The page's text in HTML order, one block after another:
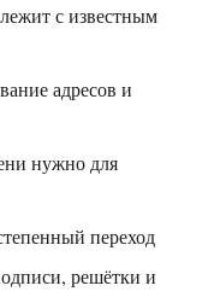
с известным
адресов и
нужно для
переход
решётки и